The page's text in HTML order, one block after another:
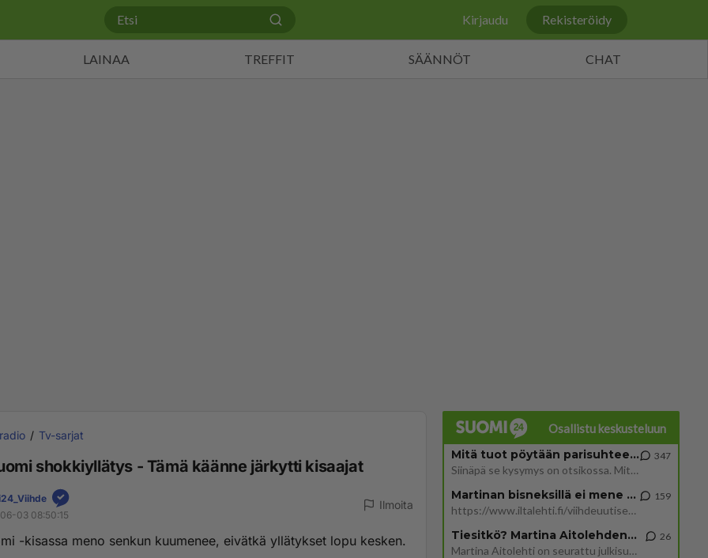
Kirjaudu Rekisteröidy
LAINAA TREFFIT SÄÄNNÖT CHAT
Tv-sarjat
shokkiyllätys - Tämä käänne järkytti kisaajat
03 08:50:15
Ilmoita
-kisassa meno senkun kuumenee, eivätkä yllätykset lopu kesken.
Osallistu keskusteluun
Mitä tuot pöytään parisuhteessa?
Siinäpä se kysymys on otsikossa. Mitäpä siis tuot/toisit pöytään parisuhteessa? Oletko mies vai nainen? Koetko sen mitä
347
Martinan bisneksillä ei mene hyvin
https://www.iltalehti.fi/viihdeuutiset/a/c46da6ab-340f-4790-aaa7-0865eed2336 Yrityksen konkurssihakemus on tullut kärä
159
Tiesitkö? Martina Aitolehden isäpuoli on tämä suosittu laulaja
Martina Aitolehti on seurattu julkisuuden henkilö. Lähipiiriin mahtuu muitakin tunnettuja henkilöitä. Tiesitkö, että Ma
26